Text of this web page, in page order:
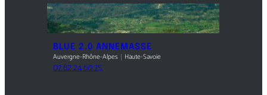
BLUE 2.0 CLERMONT-FERRAND
Auvergne-Rhône-Alpes｜Puy-de-Dôme
07 63 02 81 81